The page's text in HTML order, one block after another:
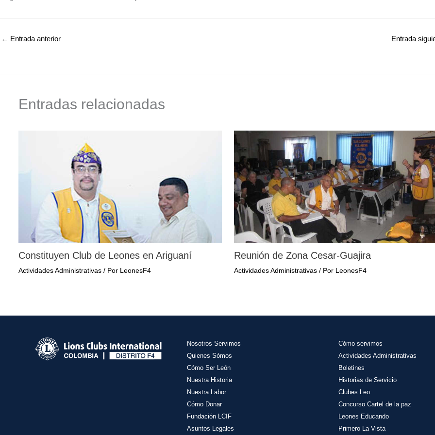
← Entrada anterior Entrada
Entradas relacionadas
Constituyen Club de Leones en Ariguaní
Actividades Administrativas/ Por LeonesF4
Reunión de Zona Cesar-Guajira
Actividades Administrativas / Por LeonesF4
Nosotros Servimos
Quienes Sómos
Cómo Ser León
Nuestra Historia
Nuestra Labor
Cómo Donar
Fundación LCIF
Asuntos Legales
Cómo servimos
Actividades Administrativas
Boletines
Historias de Servicio
Clubes Leo
Concurso Cartel de la paz
Leones Educando
Primero La Vista